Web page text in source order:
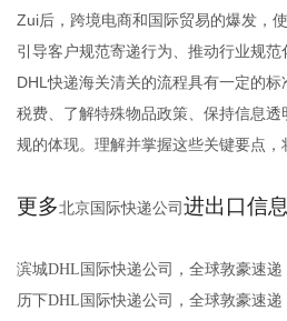
Zui后，跨境电商和国际贸易的爆发，
引导客户规范寄递行为、推动行业规
DHL快递海关清关的流程具有一定的
税费、了解特殊物品政策、保持信息
规的体现。理解并掌握这些关键要点
更多北京国际快递公司进出口信
滨城DHL国际快递公司，全球敦豪速递
历下DHL国际快递公司，全球敦豪速递